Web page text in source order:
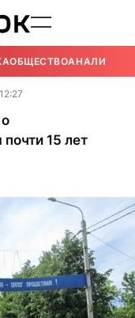
ОБЩЕСТВОАНАЛИТИКА
12:27
15 лет